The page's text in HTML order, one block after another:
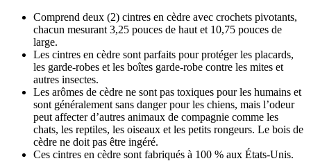
Comprend deux (2) cintres en cèdre avec crochets pivotants,
chacun mesurant 3,25 pouces de haut et 10,75 pouces de
large.
Les cintres en cèdre sont parfaits pour protéger les placards,
les garde-robes et les boîtes garde-robe contre les mites et
autres insectes.
Les arômes de cèdre ne sont pas toxiques pour les humains et
sont généralement sans danger pour les chiens, mais l’odeur
peut affecter d’autres animaux de compagnie comme les
chats, les reptiles, les oiseaux et les petits rongeurs. Le bois de
cèdre ne doit pas être ingéré.
Ces cintres en cèdre sont fabriqués à 100 % aux États-Unis.